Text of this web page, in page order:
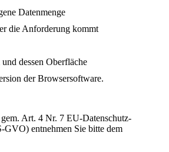
Datenmenge
die Anforderung kommt
dessen Oberfläche
der Browsersoftware.
Art. 4 Nr. 7 EU-Datenschutz-
GVO) entnehmen Sie bitte dem